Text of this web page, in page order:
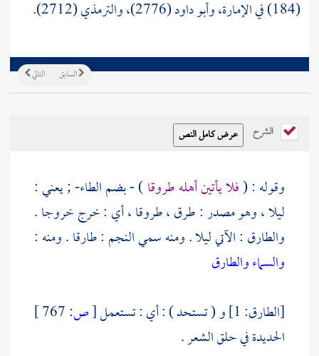
(184) في الإمارة، وأبو داود (2776)، والترمذي (2712).
التالي السابق
الشرح
وقوله : (فلا يأتين أهله طروقا) - بضم الطاء- ; يعني :
ليلا ، وهو مصدر : طرق ، طروقا ، أي : خرج خروجا .
والطارق : الآتي ليلا . ومنه سمي النجم : طارقا . ومنه :
والسماء والطارق
[الطارق: 1] و ( تستحد ) : أي : تستعمل
[ص:
الحديدة في حلق الشعر .